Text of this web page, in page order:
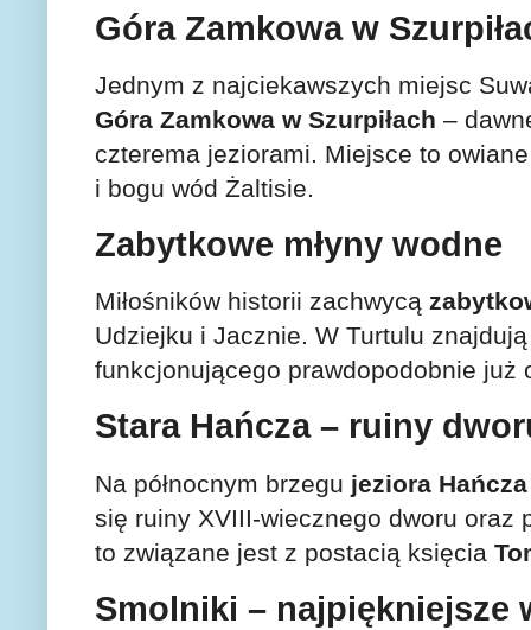
Góra Zamkowa w
Jednym z najciekawszych miejsc
Góra Zamkowa w Szurpiłach –
czterema jeziorami. Miejsce to
i bogu wód Żaltisie.
Zabytkowe młyny wodne
Miłośników historii zachwycą
Udziejku i Jacznie. W Turtulu
funkcjonującego prawdopodobnie już
Stara Hańcza – ruiny
Na północnym brzegu jeziora Hańcza
się ruiny XVIII-wiecznego dworu oraz
to związane jest z postacią księcia
Smolniki – najpiękniejsze